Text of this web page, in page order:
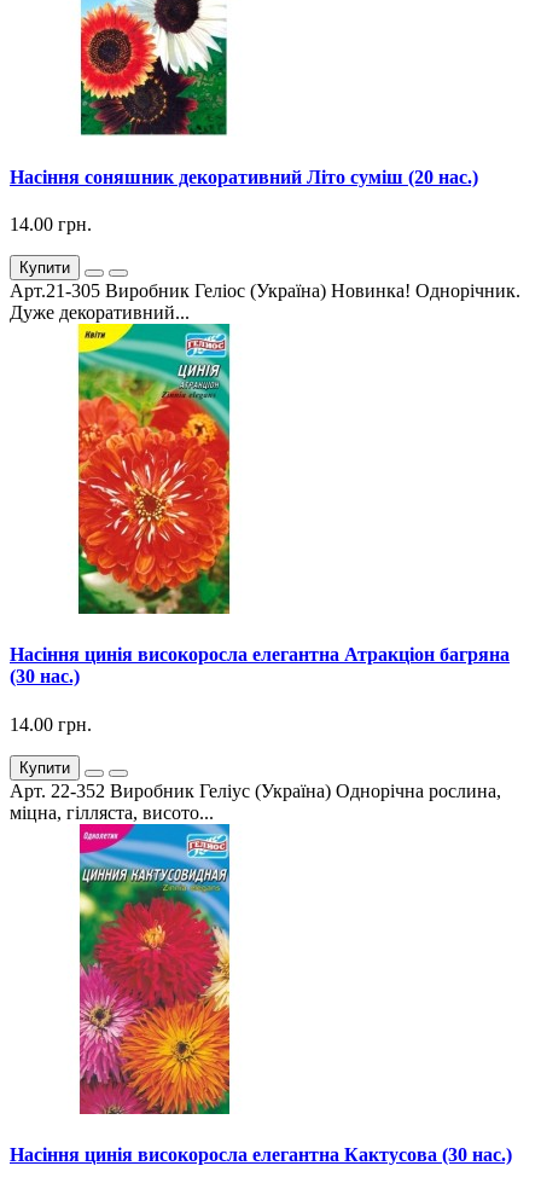
Насіння соняшник декоративний Літо суміш (20 нас.)
14.00 грн.
Купити
Арт.21-305 Виробник Геліос (Україна) Новинка! Однорічник.
Дуже декоративний...
Насіння цинія високоросла елегантна Атракціон багряна
(30 нас.)
14.00 грн.
Купити
Арт. 22-352 Виробник Геліус (Україна) Однорічна рослина,
міцна, гілляста, висото...
Насіння цинія високоросла елегантна Кактусова (30 нас.)